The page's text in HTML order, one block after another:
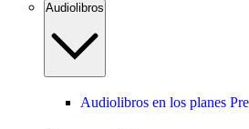
Audiolibros
Audiolibros en los planes